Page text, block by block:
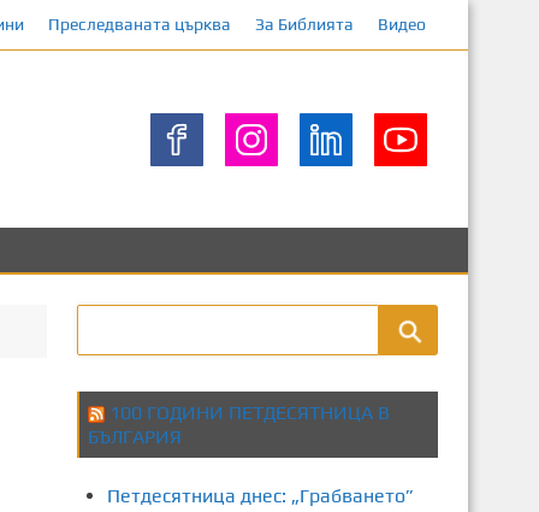
Преследваната църква За Библията Видео
100 ГОДИНИ ПЕТДЕСЯТНИЦА В
БЪЛГАРИЯ
Петдесятница днес: „Грабването”